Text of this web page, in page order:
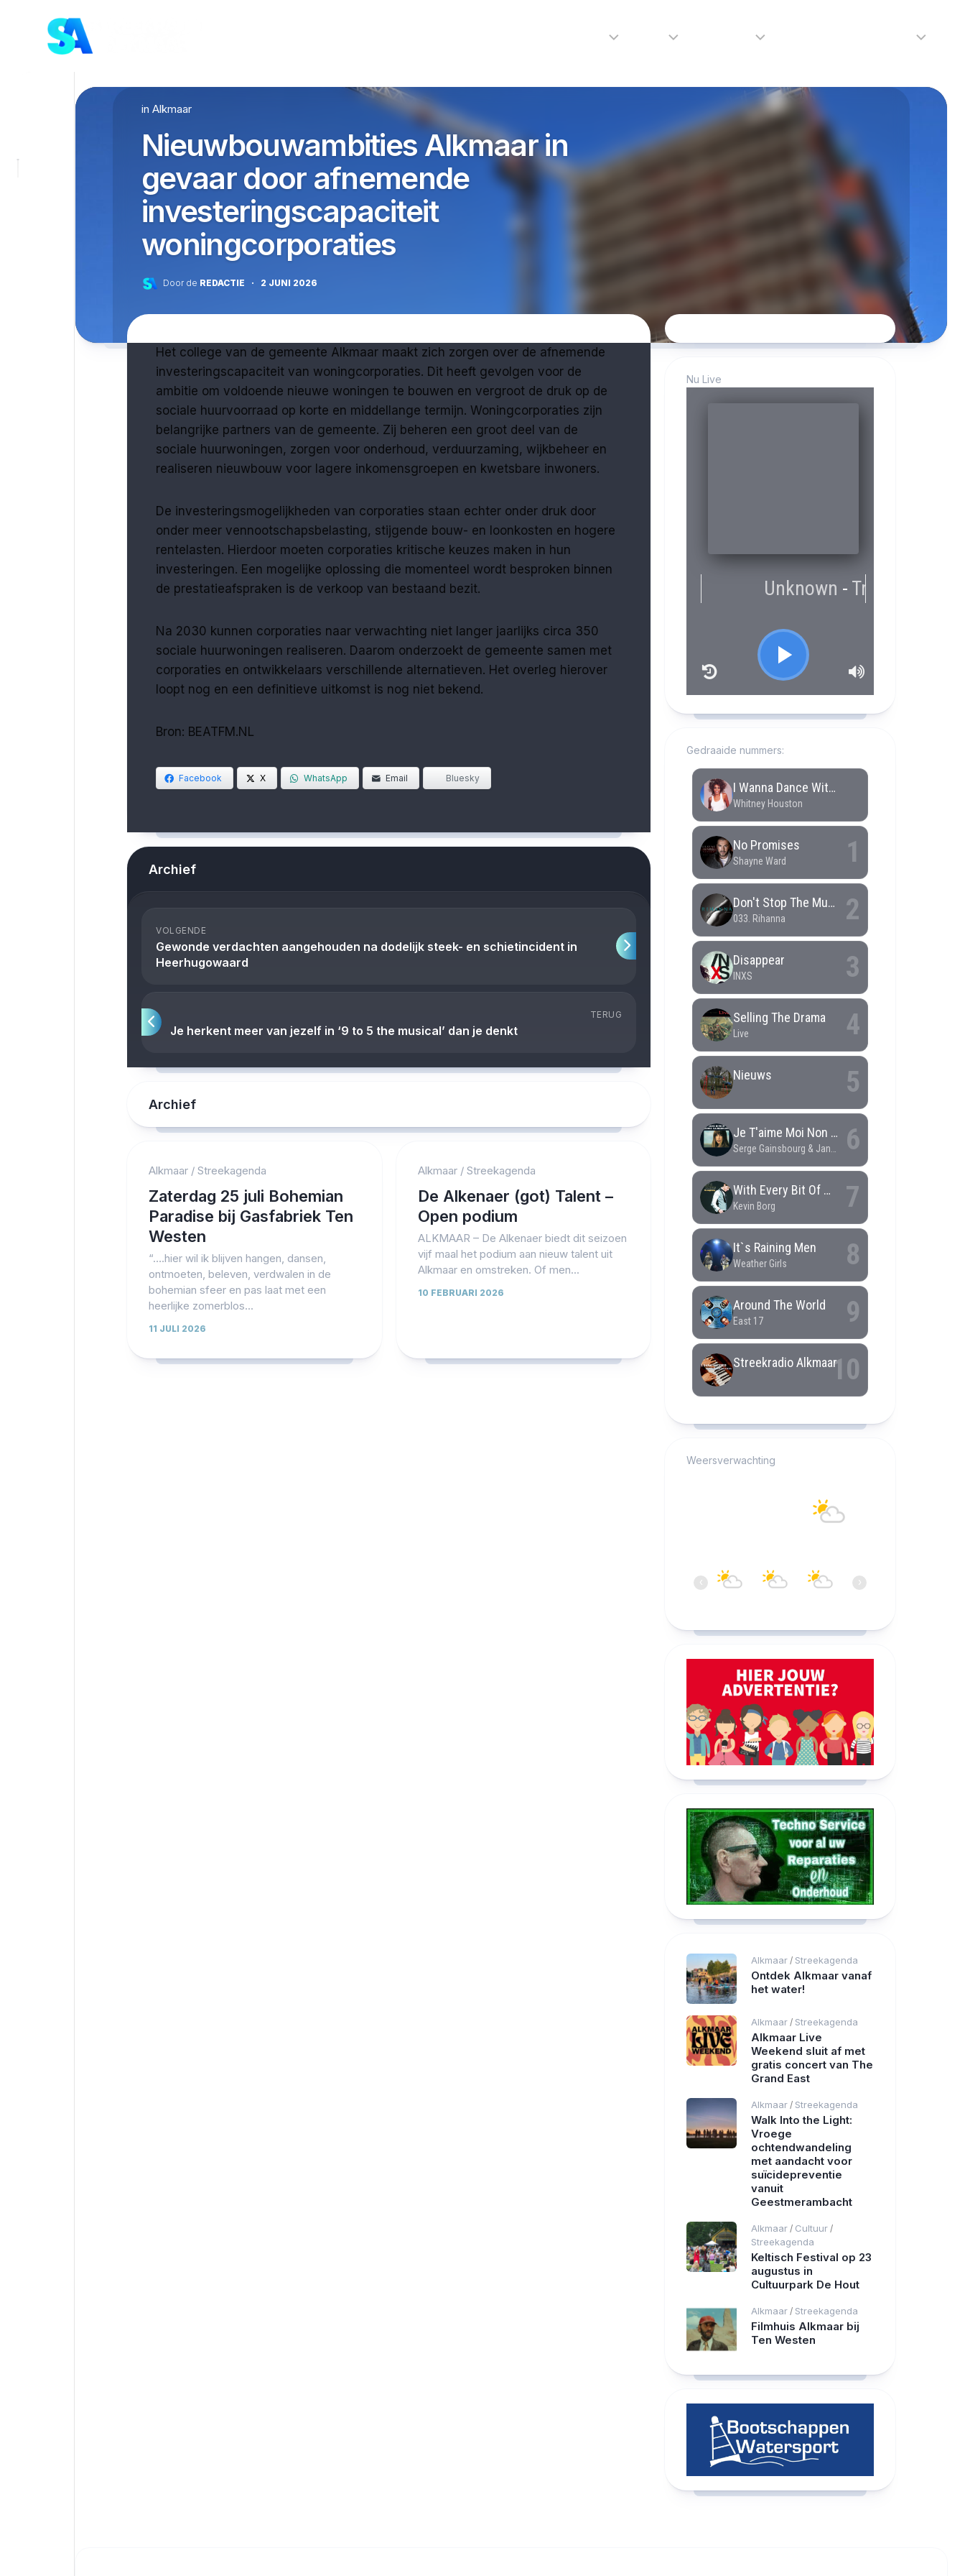
Noord-
ons
in Alkmaar
Nieuwbouwambities Alkmaar in
gevaar door afnemende
investeringscapaciteit
woningcorporaties
Door de REDACTIE · 2 JUNI 2026
Het college van de gemeente Alkmaar maakt zich zorgen over de afnemende
investeringscapaciteit van woningcorporaties. Dit heeft gevolgen voor de
ambitie om voldoende nieuwe woningen te bouwen en vergroot de druk op de
sociale huurvoorraad op korte en middellange termijn. Woningcorporaties zijn
belangrijke partners van de gemeente. Zij beheren een groot deel van de
sociale huurwoningen, zorgen voor onderhoud, verduurzaming, wijkbeheer en
realiseren nieuwbouw voor lagere inkomensgroepen en kwetsbare inwoners.
De investeringsmogelijkheden van corporaties staan echter onder druk door
onder meer vennootschapsbelasting, stijgende bouw- en loonkosten en hogere
rentelasten. Hierdoor moeten corporaties kritische keuzes maken in hun
investeringen. Een mogelijke oplossing die momenteel wordt besproken binnen
de prestatieafspraken is de verkoop van bestaand bezit.
Na 2030 kunnen corporaties naar verwachting niet langer jaarlijks circa 350
sociale huurwoningen realiseren. Daarom onderzoekt de gemeente samen met
corporaties en ontwikkelaars verschillende alternatieven. Het overleg hierover
loopt nog en een definitieve uitkomst is nog niet bekend.
Bron: BEATFM.NL
Facebook X WhatsApp Email Bluesky
Archief
VOLGENDE
Gewonde verdachten aangehouden na dodelijk steek- en schietincident in
Heerhugowaard
TERUG
Je herkent meer van jezelf in ‘9 to 5 the musical’ dan je denkt
Archief
Alkmaar / Streekagenda
Zaterdag 25 juli Bohemian
Paradise bij Gasfabriek Ten
Westen
“….hier wil ik blijven hangen, dansen,
ontmoeten, beleven, verdwalen in de
bohemian sfeer en pas laat met een
heerlijke zomerblos...
11 JULI 2026
Alkmaar/ Streekagenda
De Alkenaer (got) Talent –
Open podium
ALKMAAR – De Alkenaer biedt dit seizoen
vijf maal het podium aan nieuw talent uit
Alkmaar en omstreken. Of men...
10 FEBRUARI 2026
Nu Live
Gedraaide nummers:
Weersverwachting
‹ ›
Alkmaar / Streekagenda
Ontdek Alkmaar vanaf
het water!
Alkmaar / Streekagenda
Alkmaar Live
Weekend sluit af met
gratis concert van The
Grand East
Alkmaar / Streekagenda
Walk Into the Light:
Vroege
ochtendwandeling
met aandacht voor
suïcidepreventie
vanuit
Geestmerambacht
Alkmaar / Cultuur /
Streekagenda
Keltisch Festival op 23
augustus in
Cultuurpark De Hout
Alkmaar / Streekagenda
Filmhuis Alkmaar bij
Ten Westen